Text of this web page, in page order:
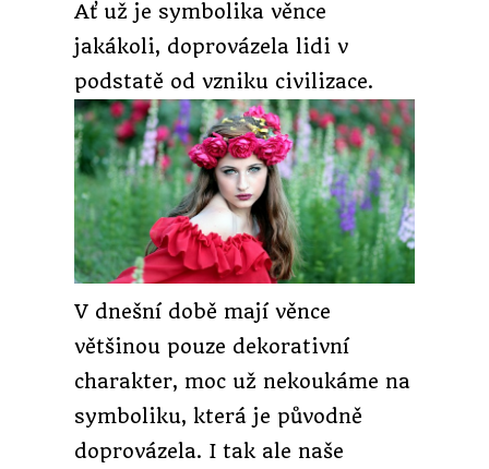
Ať už je symbolika věnce
jakákoli, doprovázela lidi v
podstatě od vzniku civilizace.
V dnešní době mají věnce
většinou pouze dekorativní
charakter, moc už nekoukáme na
symboliku, která je původně
doprovázela. I tak ale naše